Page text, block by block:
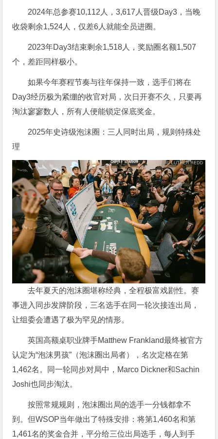
2024年总参赛10,112人，3,617人晋级Day3，当晚
收袋剩余1,524人，仅差6人就能全员进圈。
2023年Day3结束剩余1,518人，奖励圈名额1,507
个，差距同样极小。
如果今年赛程节奏与往年保持一致，选手们将在
Day3经历极为紧绷的收官对局，次日开赛不久，只要再
淘汰寥寥数人，所有人便能锁定保底奖金。
2025年史诗级泡沫圈：三人同时出局，规则特殊处
理
去年夏天的泡沫圈堪称经典，全程极富戏剧性。赛
事进入同步发牌阶段，三名选手在同一轮次接连出局，
让组委会遭遇了极为罕见的情形。
英国高额桌职业牌手Matthew Frankland最终被官方
认定为“泡沫男孩”（泡沫圈出局者），名次定格在第
1,462名。同一轮同步对局中，Marco Dickner和Sachin
Joshi也同步淘汰。
按照常规规则，泡沫圈出局的选手一分钱都拿不
到。但WSOP当年做出了特殊安排：将第1,460名和第
1,461名的奖金合并，平分给三位出局选手，每人到手